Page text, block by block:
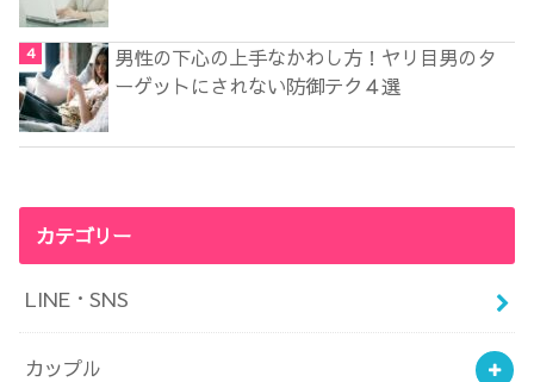
男性の下心の上手なかわし方！ヤリ目男のタ
ーゲットにされない防御テク４選
カテゴリー
LINE・SNS
カップル